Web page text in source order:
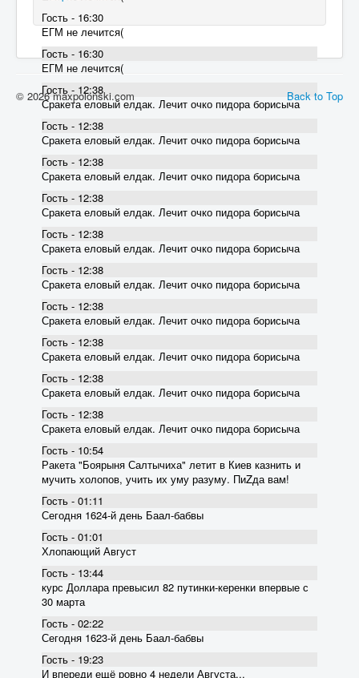
Гость - 16:30
ЕГМ не лечится(
Гость - 16:30
ЕГМ не лечится(
Гость - 12:38
Сракета еловый елдак. Лечит очко пидора борисыча
Гость - 12:38
Сракета еловый елдак. Лечит очко пидора борисыча
Гость - 12:38
Сракета еловый елдак. Лечит очко пидора борисыча
Гость - 12:38
Сракета еловый елдак. Лечит очко пидора борисыча
Гость - 12:38
Сракета еловый елдак. Лечит очко пидора борисыча
Гость - 12:38
Сракета еловый елдак. Лечит очко пидора борисыча
Гость - 12:38
Сракета еловый елдак. Лечит очко пидора борисыча
Гость - 12:38
Сракета еловый елдак. Лечит очко пидора борисыча
Гость - 12:38
Сракета еловый елдак. Лечит очко пидора борисыча
Гость - 12:38
Сракета еловый елдак. Лечит очко пидора борисыча
Гость - 10:54
Ракета "Боярыня Салтычиха" летит в Киев казнить и
мучить холопов, учить их уму разуму. ПиZда вам!
Гость - 01:11
Сегодня 1624-й день Баал-бабвы
Гость - 01:01
Хлопающий Август
Гость - 13:44
курс Доллара превысил 82 пyтинки-керенки впервые с
30 марта
Гость - 02:22
Сегодня 1623-й день Баал-бабвы
Гость - 19:23
И впереди ещё ровно 4 недели Августа...
Back to Top
© 2026 maxpolonski.com